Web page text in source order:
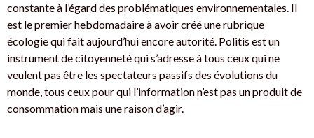
constante à l’égard des problématiques environnementales. Il
est le premier hebdomadaire à avoir créé une rubrique
écologie qui fait aujourd’hui encore autorité. Politis est un
instrument de citoyenneté qui s’adresse à tous ceux qui ne
veulent pas être les spectateurs passifs des évolutions du
monde, tous ceux pour qui l’information n’est pas un produit de
consommation mais une raison d’agir.